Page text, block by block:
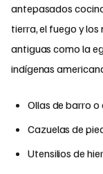
antepasados
tierra, el fuego y
antiguas como la
indígenas
Ollas de barro
Cazuelas de
Utensilios de